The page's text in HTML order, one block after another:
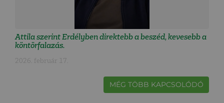
Attila szerint Erdélyben direktebb a beszéd, kevesebb a
köntörfalazás.
2026. február 17.
MÉG TÖBB KAPCSOLÓDÓ